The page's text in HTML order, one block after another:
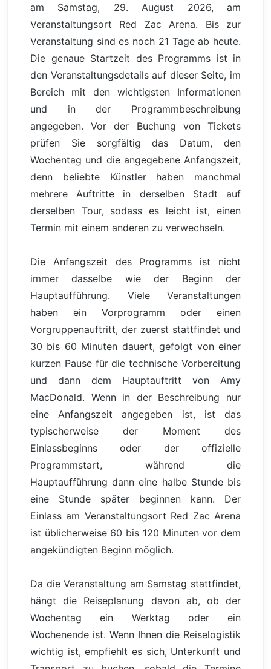
am Samstag, 29. August 2026, am
Veranstaltungsort Red Zac Arena. Bis zur
Veranstaltung sind es noch 21 Tage ab heute.
Die genaue Startzeit des Programms ist in
den Veranstaltungsdetails auf dieser Seite, im
Bereich mit den wichtigsten Informationen
und in der Programmbeschreibung
angegeben. Vor der Buchung von Tickets
prüfen Sie sorgfältig das Datum, den
Wochentag und die angegebene Anfangszeit,
denn beliebte Künstler haben manchmal
mehrere Auftritte in derselben Stadt auf
derselben Tour, sodass es leicht ist, einen
Termin mit einem anderen zu verwechseln.
Die Anfangszeit des Programms ist nicht
immer dasselbe wie der Beginn der
Hauptaufführung. Viele Veranstaltungen
haben ein Vorprogramm oder einen
Vorgruppenauftritt, der zuerst stattfindet und
30 bis 60 Minuten dauert, gefolgt von einer
kurzen Pause für die technische Vorbereitung
und dann dem Hauptauftritt von Amy
MacDonald. Wenn in der Beschreibung nur
eine Anfangszeit angegeben ist, ist das
typischerweise der Moment des
Einlassbeginns oder der offizielle
Programmstart, während die
Hauptaufführung dann eine halbe Stunde bis
eine Stunde später beginnen kann. Der
Einlass am Veranstaltungsort Red Zac Arena
ist üblicherweise 60 bis 120 Minuten vor dem
angekündigten Beginn möglich.
Da die Veranstaltung am Samstag stattfindet,
hängt die Reiseplanung davon ab, ob der
Wochentag ein Werktag oder ein
Wochenende ist. Wenn Ihnen die Reiselogistik
wichtig ist, empfiehlt es sich, Unterkunft und